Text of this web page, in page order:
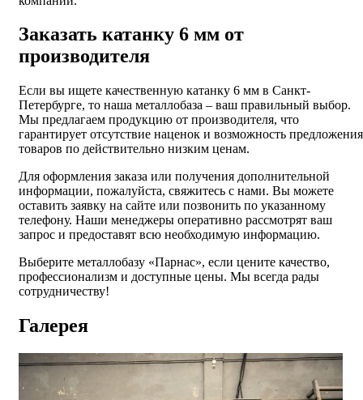
Заказать катанку 6 мм от
производителя
Если вы ищете качественную катанку 6 мм в Санкт-
Петербурге, то наша металлобаза – ваш правильный выбор.
Мы предлагаем продукцию от производителя, что
гарантирует отсутствие наценок и возможность предложения
товаров по действительно низким ценам.
Для оформления заказа или получения дополнительной
информации, пожалуйста, свяжитесь с нами. Вы можете
оставить заявку на сайте или позвонить по указанному
телефону. Наши менеджеры оперативно рассмотрят ваш
запрос и предоставят всю необходимую информацию.
Выберите металлобазу «Парнас», если цените качество,
профессионализм и доступные цены. Мы всегда рады
сотрудничеству!
Галерея